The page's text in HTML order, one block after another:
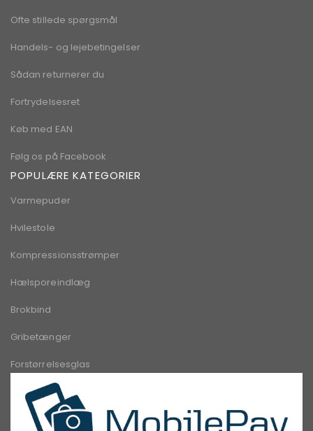
Ofte stillede spørgsmål
Handels- og lejebetingelser
Sådan returnerer du
Fortrydelsesret
Køb med EAN
Følg os på Facebook
POPULÆRE KATEGORIER
Varmepuder
Hvilestole
Kompressionsstrømper
Hælsporeindlæg
Brokbind
Gribetænger
Forstørrelsesglas